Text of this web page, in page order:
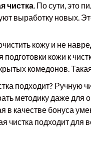
чистка. По сути, это
выработку новых.
кожу и не
подготовки кожи к
комедонов.
подходит? Ручную
методику даже для
в качестве бонуса
чистка подходит для